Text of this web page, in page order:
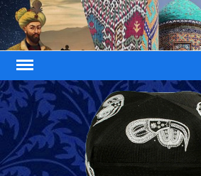
Skip
to
content